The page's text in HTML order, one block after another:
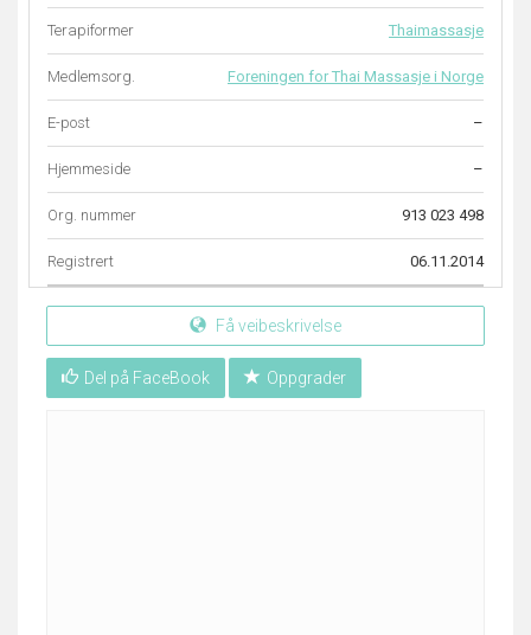
Terapiformer Thaimassasje
Medlemsorg. Foreningen for Thai Massasje i Norge
E-post –
Hjemmeside –
Org. nummer 913 023 498
Registrert 06.11.2014
Få veibeskrivelse
Del på FaceBook Oppgrader